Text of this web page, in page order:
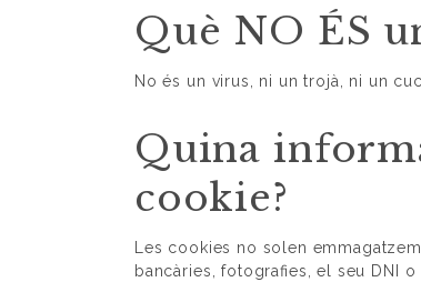
Què NO ÉS
No és un virus, ni un trojà, ni un
Quina
cookie?
Les cookies no solen
bancàries, fotografies, el seu DNI